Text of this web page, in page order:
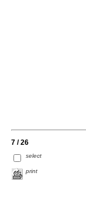
7 / 26
select
print